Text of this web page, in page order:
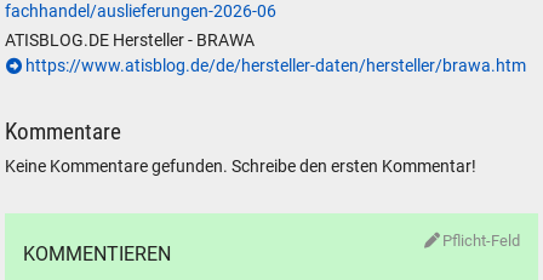
fachhandel/auslieferungen-2026-06
ATISBLOG.DE Hersteller - BRAWA
https://www.atisblog.de/de/hersteller-daten/hersteller/brawa.htm
Kommentare
Keine Kommentare gefunden. Schreibe den ersten Kommentar!
Pflicht-Feld
KOMMENTIEREN